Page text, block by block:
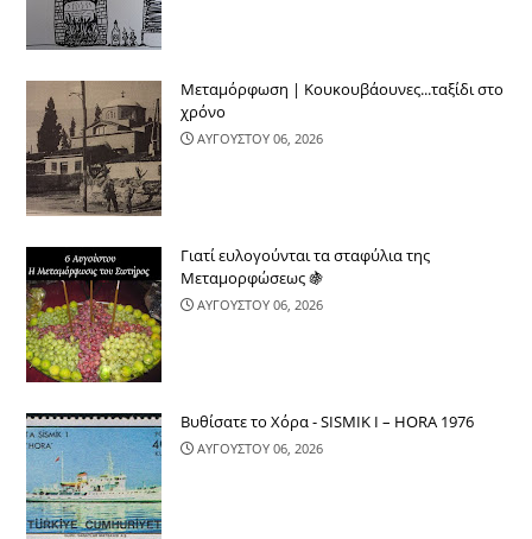
Μεταμόρφωση | Κουκουβάουνες...ταξίδι στο
χρόνο
ΑΥΓΟΥΣΤΟΥ 06, 2026
Γιατί ευλογούνται τα σταφύλια της
Μεταμορφώσεως 🍇
ΑΥΓΟΥΣΤΟΥ 06, 2026
Βυθίσατε το Χόρα - SISMIK I – HORA 1976
ΑΥΓΟΥΣΤΟΥ 06, 2026